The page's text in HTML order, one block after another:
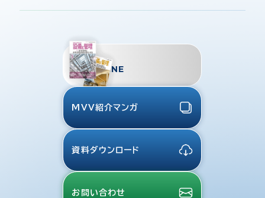
TMES
MAGAZINE
MVV紹介マンガ
資料ダウンロード
お問い合わせ